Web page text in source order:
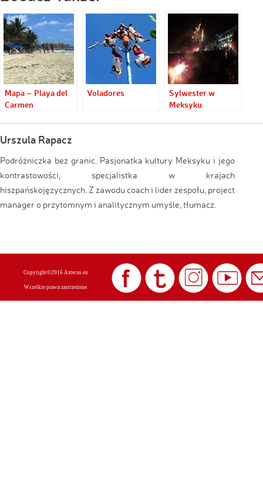
Mapa – Playa del
Carmen
Voladores
Sylwester w
Meksyku
Urszula Rapacz
Podróżniczka bez granic. Pasjonatka kultury Meksyku i jego
kontrastowości, specjalistka w krajach
hiszpańskojęzycznych. Z zawodu coach i lider zespołu, project
manager o przytomnym i analitycznym umyśle, tłumacz.
Copyright©2016 Aztecas.eu
Wszelkie prawa zastrzeżone.